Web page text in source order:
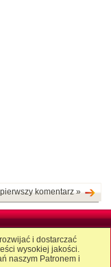
komentarz »
i dostarczać
wysokiej jakości.
naszym Patronem i